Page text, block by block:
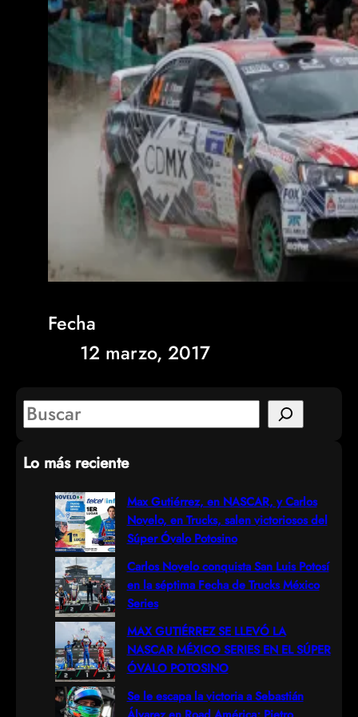
Fecha
12 marzo, 2017
S
a
Lo más reciente
Max Gutiérrez, en NASCAR, y Carlos
Novelo, en Trucks, salen victoriosos del
Súper Óvalo Potosino
Carlos Novelo conquista San Luis Potosí
en la séptima Fecha de Trucks México
Series
MAX GUTIÉRREZ SE LLEVÓ LA
NASCAR MÉXICO SERIES EN EL SÚPER
ÓVALO POTOSINO
Se le escapa la victoria a Sebastián